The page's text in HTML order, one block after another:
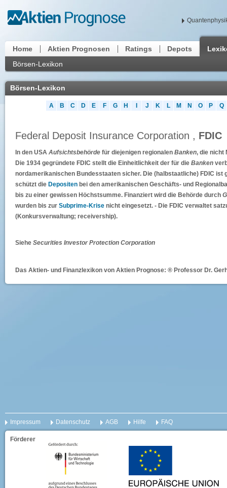
Home Aktien Prognosen Ratings Depots
Börsen-Lexikon
Börsen-Lexikon
A B C D E F G H J K L M N O P Q
Federal Deposit Insurance Corporation , FDIC
In den USA Aufsichtsbehörde für diejenigen regionalen Banken, die nicht
Die 1934 gegründete FDIC stellt die Einheitlichkeit der für die Banken
nordamerikanischen Bundesstaaten sicher. Die (halbstaatliche) FDIC ist
schützt die Depositen bei den amerikanischen Geschäfts- und
bis zu einer gewissen Höchstsumme. Finanziert wird die Behörde durch
wurden bis zur Subprime-Krise nicht eingesetzt. - Die FDIC verwaltet
(Konkursverwaltung; receivership).
Siehe Securities Investor Protection Corporation
Das Aktien- und Finanzlexikon von Aktien Prognose: ® Professor Dr.
Impressum Datenschutz AGB Hilfe FAQ
Förderer